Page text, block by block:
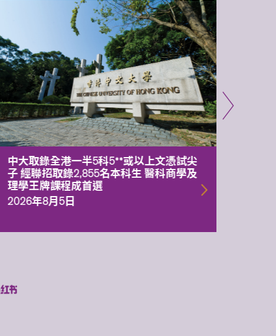
中大取錄全港一半5科5**或以上文憑試尖
子 經聯招取錄2,855名本科生 醫科商學及
理學王牌課程成首選
2026年8月5日